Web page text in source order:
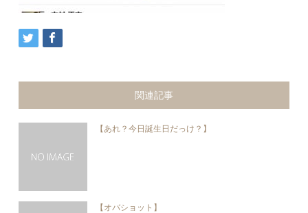
関連記事
【あれ？今日誕生日だっけ？】
【オバショット】